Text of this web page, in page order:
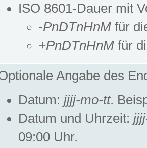
ISO 8601-Dauer mit
-PnDTnHnM für
+PnDTnHnM für
Angabe des
Datum: jjjj-mo-tt.
Datum und Uhrzeit:
09:00 Uhr.